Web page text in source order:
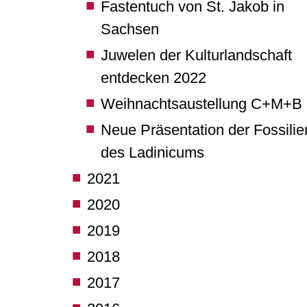
Fastentuch von St. Jakob in
Sachsen
Juwelen der Kulturlandschaft
entdecken 2022
Weihnachtsaustellung C+M+B
Neue Präsentation der
des Ladinicums
2021
2020
2019
2018
2017